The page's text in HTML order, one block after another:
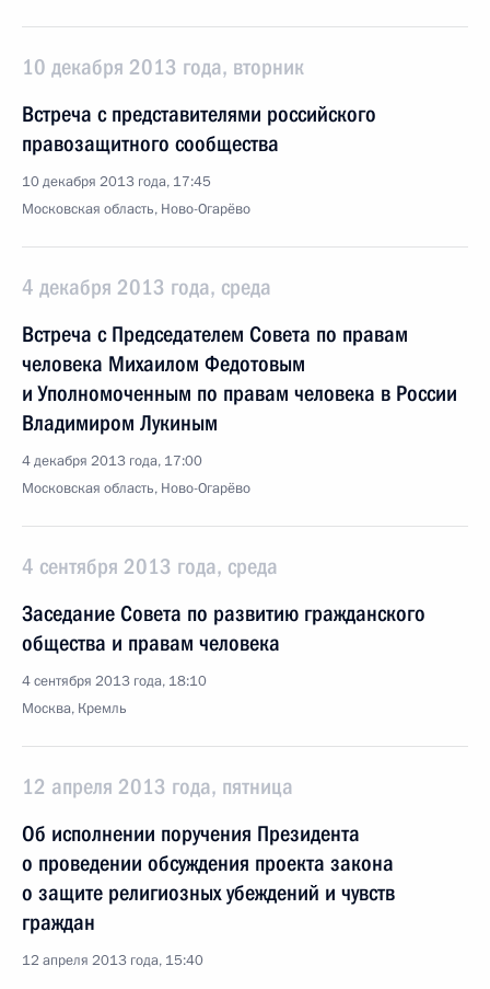
10 декабря 2013 года, вторник
Встреча с представителями российского
правозащитного сообщества
10 декабря 2013 года, 17:45
Московская область, Ново-Огарёво
4 декабря 2013 года, среда
Встреча с Председателем Совета по правам
человека Михаилом Федотовым
и Уполномоченным по правам человека в России
Владимиром Лукиным
4 декабря 2013 года, 17:00
Московская область, Ново-Огарёво
4 сентября 2013 года, среда
Заседание Совета по развитию гражданского
общества и правам человека
4 сентября 2013 года, 18:10
Москва, Кремль
12 апреля 2013 года, пятница
Об исполнении поручения Президента
о проведении обсуждения проекта закона
о защите религиозных убеждений и чувств
граждан
12 апреля 2013 года, 15:40